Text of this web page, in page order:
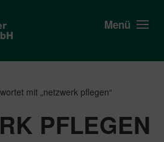
Menü
mit „netzwerk pflegen“
PFLEGEN